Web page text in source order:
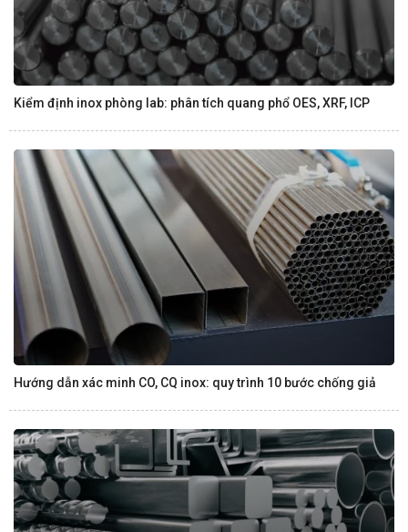
Kiểm định inox phòng lab: phân tích quang phổ OES, XRF, ICP
Hướng dẫn xác minh CO, CQ inox: quy trình 10 bước chống giả